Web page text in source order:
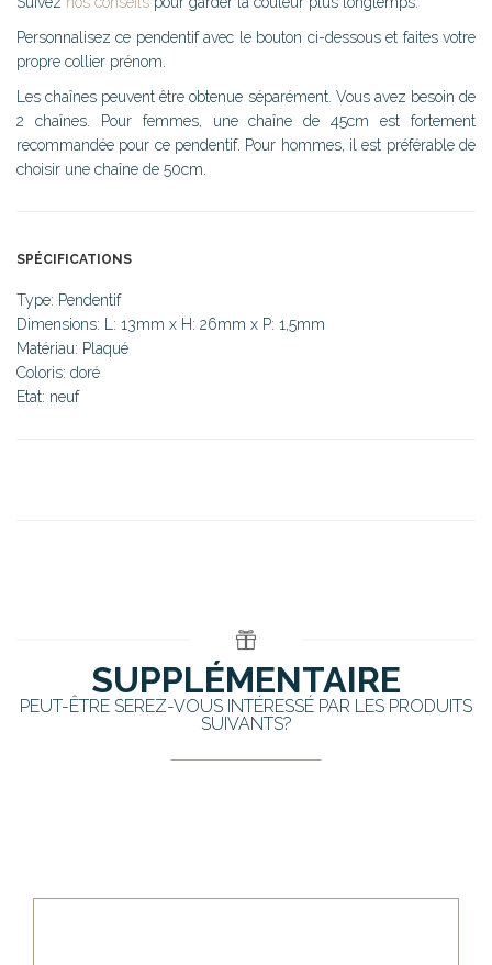
Personnalisez ce pendentif avec le bouton ci-dessous et faites votre
propre collier prénom.
Les chaînes peuvent être obtenue séparément. Vous avez besoin de
2 chaînes. Pour femmes, une chaîne de 45cm est fortement
recommandée pour ce pendentif. Pour hommes, il est préférable de
choisir une chaîne de 50cm.
SPÉCIFICATIONS
Type: Pendentif
Dimensions: L: 13mm x H: 26mm x P: 1,5mm
Matériau: Plaqué
Coloris: doré
Etat: neuf
SUPPLÉMENTAIRE
PEUT-ÊTRE SEREZ-VOUS INTÉRESSÉ PAR LES PRODUITS
SUIVANTS?